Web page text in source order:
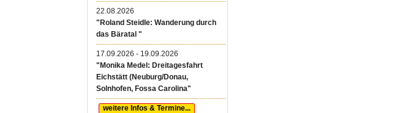
22.08.2026
"Roland Steidle: Wanderung durch
das Bäratal "
17.09.2026 - 19.09.2026
"Monika Medel: Dreitagesfahrt
Eichstätt (Neuburg/Donau,
Solnhofen, Fossa Carolina"
weitere Infos & Termine...